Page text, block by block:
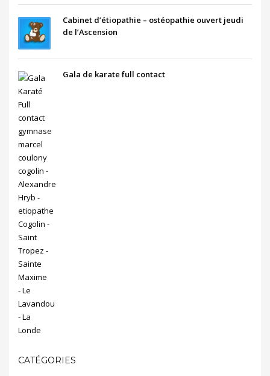
Cabinet d’étiopathie – ostéopathie ouvert jeudi
de l’Ascension
Gala de karate full contact
CATÉGORIES